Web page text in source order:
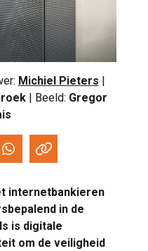
Michiel Pieters |
| Beeld: Gregor
internetbankieren
in de
is digitale
om de veiligheid